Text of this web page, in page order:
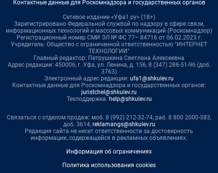
Контактные данные для Роскомнадзора и государственных органов
Сетевое издание «Уфа1.ру» (18+)
Зарегистрировано Федеральной службой по надзору в сфере связи,
информационных технологий и массовых коммуникаций (Роскомнадзор)
Регистрационный номер СМИ ЭЛ № ФС 77– 84716 от 06.02.2023 г.
Учредитель: Общество с ограниченной ответственностью "ИНТЕРНЕТ
ТЕХНОЛОГИИ"
Главный редактор: Петрушкина Светлана Алексеевна
Адрес редакции: 450006, г. Уфа, ул. Ленина, д. 156, 8 (347) 286-51-96 (доб.
3763)
Электронный адрес редакции: ufa1@shkulev.ru
Контактные данные для Роскомнадзора и государственных органов:
juristchel@shkulev.ru
Техподдержка: help@shkulev.ru
Связаться с отделом продаж: моб. 8 (992) 212-32-74, раб. 8 800 2000-383,
доб. 3614, reklamangs@shkulev.ru
Редакция сайта не несет ответственности за достоверность
информации, содержащейся в рекламных объявлениях.
Информация об ограничениях
Политика использования cookies